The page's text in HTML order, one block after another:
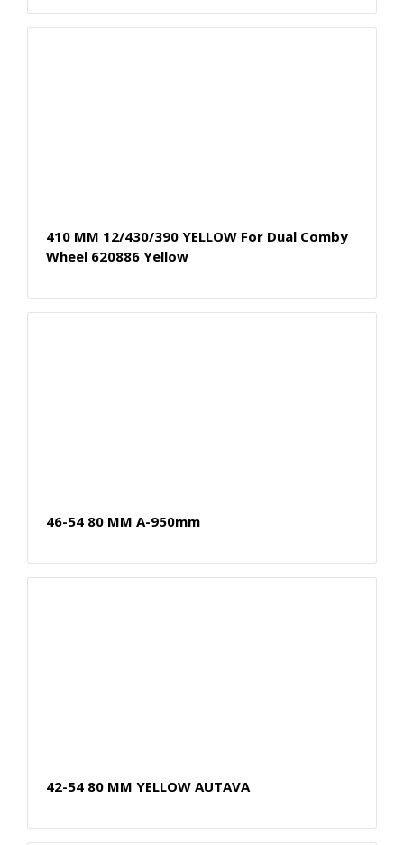
410 MM 12/430/390 YELLOW For Dual Comby
Wheel 620886 Yellow
46-54 80 MM A-950mm
42-54 80 MM YELLOW AUTAVA